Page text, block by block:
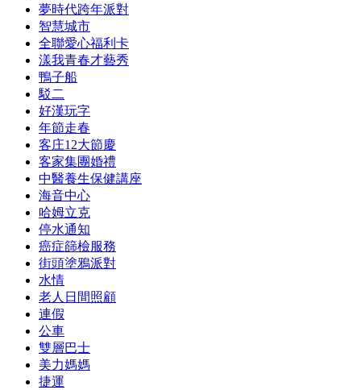
夢時代跨年派對
智慧城市
全聯愛心福利卡
漾我青春才藝秀
鴨子船
駁二
好漢玩字
年節走春
客庄12大節慶
客家集團婚禮
中醫養生保健講座
海音中心
哈姆立克
停水通知
癌症篩檢服務
街頭塗鴉派對
水情
老人日間照顧
連假
公車
雙層巴士
美力媽媽
捷運